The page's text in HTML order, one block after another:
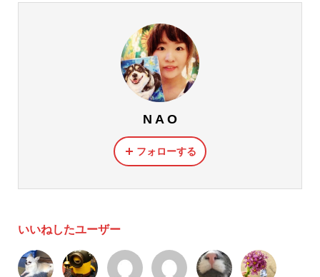
N A O
フォローする
いいねしたユーザー